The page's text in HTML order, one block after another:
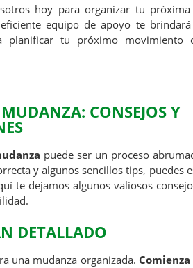
hoy para organizar tu
equipo de apoyo te
planificar tu próximo movimiento
CONSEJOS Y
puede ser un proceso
y algunos sencillos tips, puedes
te dejamos algunos valiosos
DETALLADO
una mudanza organizada.